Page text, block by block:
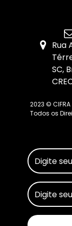
Rua
SC,
2023 © CIFRA
Todos os